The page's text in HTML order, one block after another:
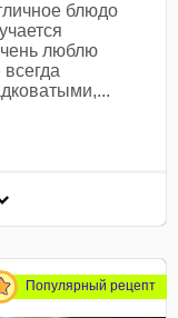
блюдо
люблю
Популярный рецепт